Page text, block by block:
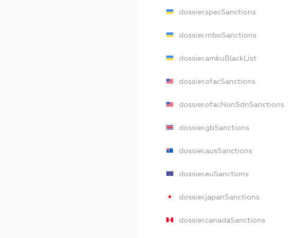
dossier.specSanctions
dossier.rnboSanctions
dossier.amkuBlackList
dossier.ofacSanctions
dossier.ofacNonSdnSanctions
dossier.gbSanctions
dossier.ausSanctions
dossier.euSanctions
dossier.japanSanctions
dossier.canadaSanctions